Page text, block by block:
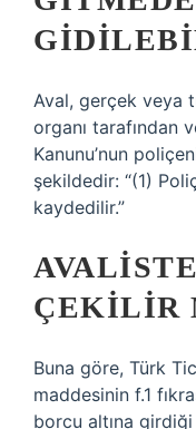
Aval, gerçek veya
organı tarafından
Kanunu’nun
şekildedir: “(1)
kaydedilir.”
ÇEKILIR
Buna göre, Türk
maddesinin f.1
borcu altına